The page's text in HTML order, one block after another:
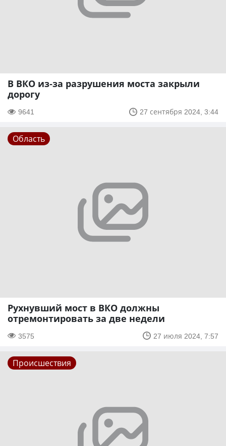
В ВКО из-за разрушения моста закрыли
дорогу
9641 27 сентября 2024, 3:44
Область
Рухнувший мост в ВКО должны
отремонтировать за две недели
3575 27 июля 2024, 7:57
Происшествия